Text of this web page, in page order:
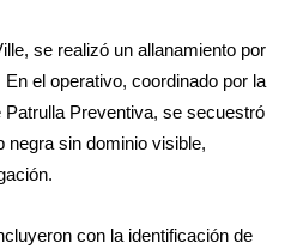
se realizó un allanamiento por
el operativo, coordinado por la
Preventiva, se secuestró
negra sin dominio visible,
con la identificación de